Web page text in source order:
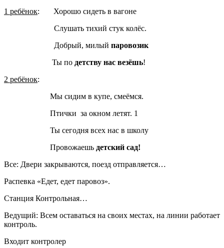
1 ребёнок: Хорошо сидеть в вагоне
Слушать тихий стук колёс.
Добрый, милый паровозик
Ты по детству нас везёшь!
2 ребёнок:
Мы сидим в купе, смеёмся.
Птички за окном летят. 1
Ты сегодня всех нас в школу
Провожаешь детский сад!
Все: Двери закрываются, поезд отправляется…
Распевка «Едет, едет паровоз».
Станция Контрольная…
Ведущий: Всем оставаться на своих местах, на линии работает
контроль.
Входит контролер